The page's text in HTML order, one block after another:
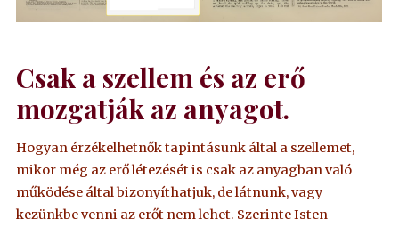
Csak a szellem és az erő
mozgatják az anyagot.
Hogyan érzékelhetnők tapintásunk által a szellemet,
mikor még az erő létezését is csak az anyagban való
működése által bizonyíthatjuk, de látnunk, vagy
kezünkbe venni az erőt nem lehet. Szerinte Isten